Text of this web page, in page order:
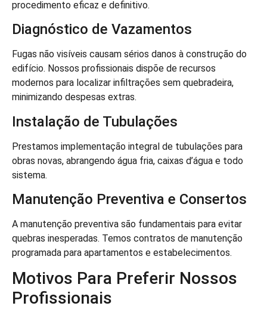
procedimento eficaz e definitivo.
Diagnóstico de Vazamentos
Fugas não visíveis causam sérios danos à construção do
edifício. Nossos profissionais dispõe de recursos
modernos para localizar infiltrações sem quebradeira,
minimizando despesas extras.
Instalação de Tubulações
Prestamos implementação integral de tubulações para
obras novas, abrangendo água fria, caixas d’água e todo
sistema.
Manutenção Preventiva e Consertos
A manutenção preventiva são fundamentais para evitar
quebras inesperadas. Temos contratos de manutenção
programada para apartamentos e estabelecimentos.
Motivos Para Preferir Nossos
Profissionais